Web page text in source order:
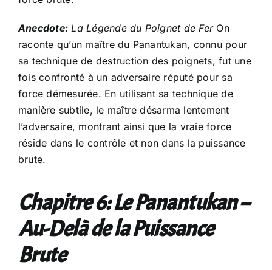
Anecdote: La Légende du Poignet de FerOn
raconte qu’un maître du Panantukan, connu pour
sa technique de destruction des poignets, fut une
fois confronté à un adversaire réputé pour sa
force démesurée. En utilisant sa technique de
manière subtile, le maître désarma lentement
l’adversaire, montrant ainsi que la vraie force
réside dans le contrôle et non dans la puissance
brute.
Chapitre 6: Le Panantukan –
Au-Delà de la Puissance
Brute